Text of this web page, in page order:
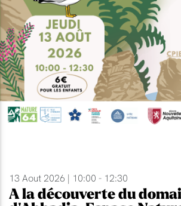
13 Aout 2026 | 10:00 - 12:30
A la découverte du